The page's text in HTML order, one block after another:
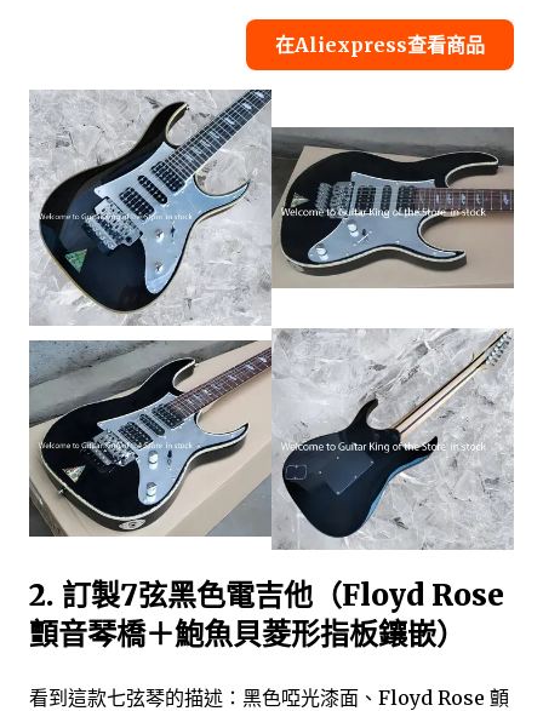
在Aliexpress查看商品
2. 訂製7弦黑色電吉他（Floyd Rose
顫音琴橋＋鮑魚貝菱形指板鑲嵌）
看到這款七弦琴的描述：黑色啞光漆面、Floyd Rose 顫